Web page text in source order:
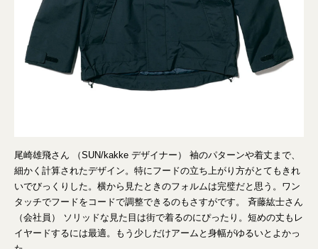
尾崎雄飛さん （SUN/kakke デザイナー） 袖のパターンや着丈まで、
細かく計算されたデザイン。特にフードの立ち上がり方がとてもきれ
いでびっくりした。横から見たときのフォルムは完璧だと思う。ワン
タッチでフードをコードで調整できるのもさすがです。 斉藤紘士さん
（会社員） ソリッドな見た目は街で着るのにぴったり。短めの丈もレ
イヤードするには最適。もう少しだけアームと身幅がゆるいとよかっ